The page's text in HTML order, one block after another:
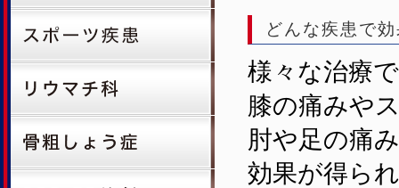
どんな疾患で
様々な治療
膝の痛みや
肘や足の痛
効果が得ら